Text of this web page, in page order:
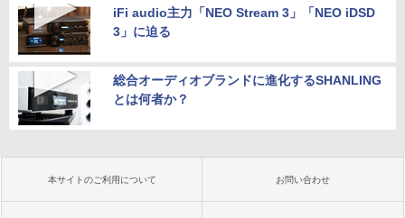
iFi audio主力「NEO Stream 3」「NEO iDSD
3」に迫る
総合オーディオブランドに進化するSHANLING
とは何者か？
本サイトのご利用について お問い合わせ